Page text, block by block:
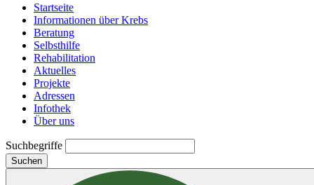
Startseite
Informationen über Krebs
Beratung
Selbsthilfe
Rehabilitation
Aktuelles
Projekte
Adressen
Infothek
Über uns
Suchbegriffe
Suchen